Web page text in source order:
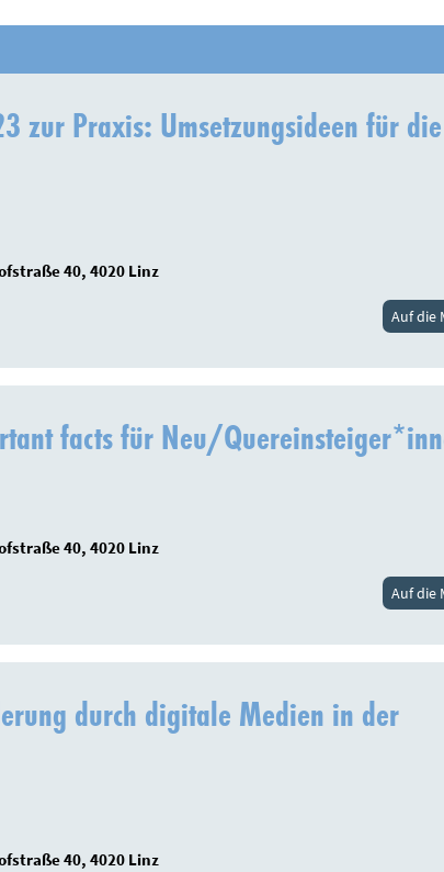
zur Praxis: Umsetzungsideen für die
40, 4020 Linz
Auf die
facts für Neu/
40, 4020 Linz
Auf die
durch digitale Medien in der
40, 4020 Linz